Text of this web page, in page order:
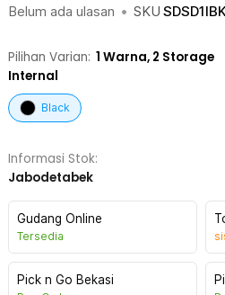
Belum ada ulasan • SKU
Pilihan Varian: 1 Warna, 2 Storage
Internal
Black
Informasi Stok:
Jabodetabek
Gudang Online
Tersedia
Pick n Go Bekasi